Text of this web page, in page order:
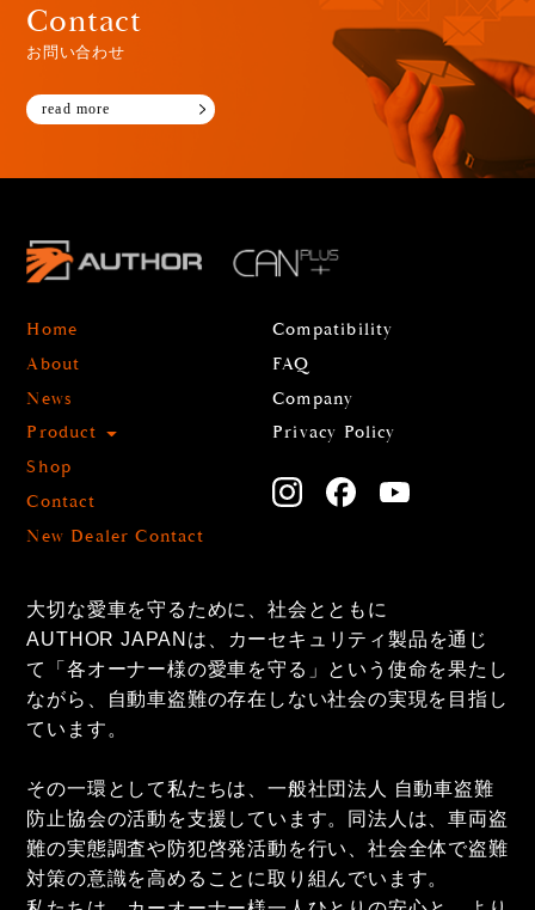
Contact
お問い合わせ
read more
Home
About
News
Product
Shop
Contact
New Dealer Contact
Compatibility
FAQ
Company
Privacy Policy
大切な愛車を守るために、社会とともに
AUTHOR JAPANは、カーセキュリティ製品を通じ
て「各オーナー様の愛車を守る」という使命を果たし
ながら、自動車盗難の存在しない社会の実現を目指し
ています。
その一環として私たちは、一般社団法人 自動車盗難
防止協会の活動を支援しています。同法人は、車両盗
難の実態調査や防犯啓発活動を行い、社会全体で盗難
対策の意識を高めることに取り組んでいます。